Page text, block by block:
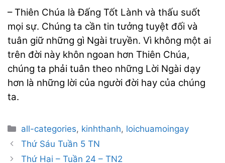
– Thiên Chúa là Đấng Tốt Lành và thấu suốt
mọi sự. Chúng ta cần tin tưởng tuyệt đối và
tuân giữ những gì Ngài truyền. Vì không một ai
trên đời này khôn ngoan hơn Thiên Chúa,
chúng ta phải tuân theo những Lời Ngài dạy
hơn là những lời của người đời hay của chúng
ta.
Categories
all-categories, kinhthanh, loichuamoingay
Post
navigation
Thứ Sáu Tuần 5 TN
Thứ Hai – Tuần 24 – TN2